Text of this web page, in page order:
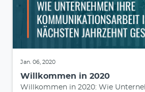
Jan. 06, 2020
Willkommen in 2020
Willkommen in 2020: Wie